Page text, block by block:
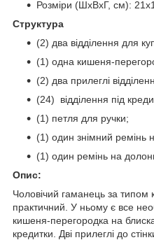
Розміри (ШхВхГ, см):
Структура
(2) два відділення для
(1) одна кишеня-
(2) два прилеглі
(24) відділення під
(1) петля для ручки;
(1) один знімний ремінь
(1) один ремінь на
Опис:
Чоловічий гаманець за типом
практичний. У ньому є все
кишеня-перегородка на
кредитки. Дві прилеглі до